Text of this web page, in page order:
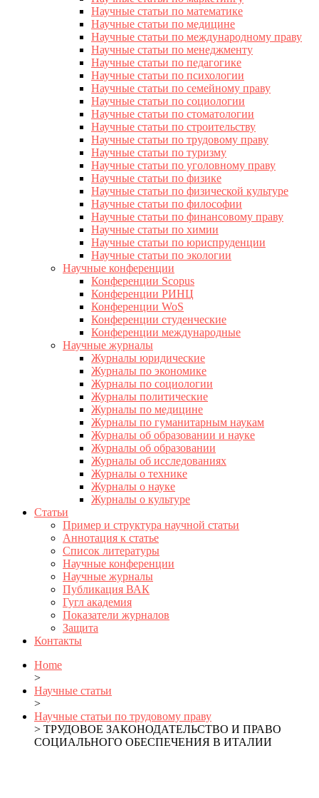
Научные статьи по математике
Научные статьи по медицине
Научные статьи по международному праву
Научные статьи по менеджменту
Научные статьи по педагогике
Научные статьи по психологии
Научные статьи по семейному праву
Научные статьи по социологии
Научные статьи по стоматологии
Научные статьи по строительству
Научные статьи по трудовому праву
Научные статьи по туризму
Научные статьи по уголовному праву
Научные статьи по физике
Научные статьи по физической культуре
Научные статьи по философии
Научные статьи по финансовому праву
Научные статьи по химии
Научные статьи по юриспруденции
Научные статьи по экологии
Научные конференции
Конференции Scopus
Конференции РИНЦ
Конференции WoS
Конференции студенческие
Конференции международные
Научные журналы
Журналы юридические
Журналы по экономике
Журналы по социологии
Журналы политические
Журналы по медицине
Журналы по гуманитарным наукам
Журналы об образовании и науке
Журналы об образовании
Журналы об исследованиях
Журналы о технике
Журналы о науке
Журналы о культуре
Статьи
Пример и структура научной статьи
Аннотация к статье
Список литературы
Научные конференции
Научные журналы
Публикация ВАК
Гугл академия
Показатели журналов
Защита
Контакты
Home
>
Научные статьи
>
Научные статьи по трудовому праву
> ТРУДОВОЕ ЗАКОНОДАТЕЛЬСТВО И ПРАВО
СОЦИАЛЬНОГО ОБЕСПЕЧЕНИЯ В ИТАЛИИ